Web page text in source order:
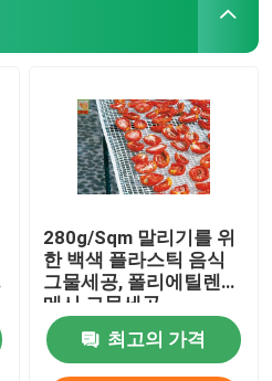
280g/Sqm 말리기를 위
한 백색 플라스틱 음식
그물세공, 폴리에틸렌
메시 그물세공
최고의 가격